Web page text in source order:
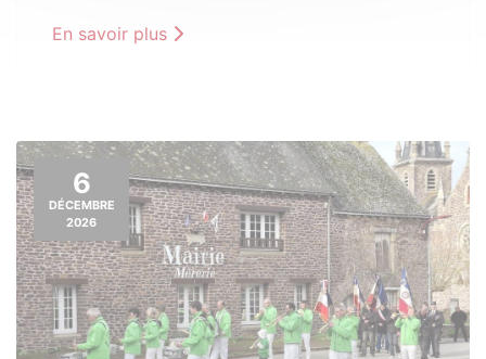
En savoir plus
6
DÉCEMBRE
2026